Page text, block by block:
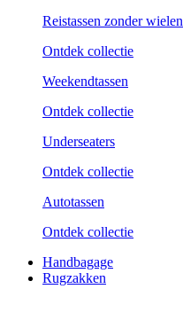
Reistassen zonder wielen
Ontdek collectie
Weekend­tassen
Ontdek collectie
Underseaters
Ontdek collectie
Autotassen
Ontdek collectie
Handbagage
Rugzakken